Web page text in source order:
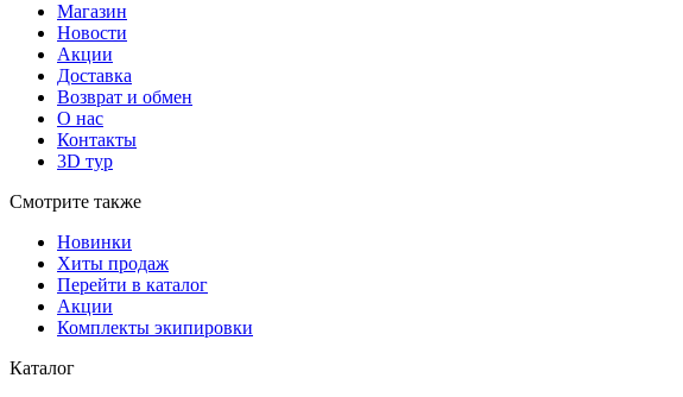
Магазин
Новости
Акции
Доставка
Возврат и обмен
О нас
Контакты
3D тур
Смотрите также
Новинки
Хиты продаж
Перейти в каталог
Акции
Комплекты экипировки
Каталог